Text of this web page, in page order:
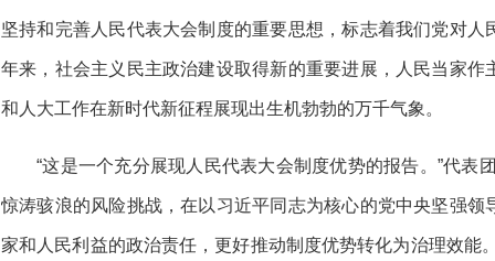
坚持和完善人民代表大会制度的重要思想，标志着我们党对
年来，社会主义民主政治建设取得新的重要进展，人民当家
和人大工作在新时代新征程展现出生机勃勃的万千气象。
“这是一个充分展现人民代表大会制度优势的报告。”代表
惊涛骇浪的风险挑战，在以习近平同志为核心的党中央坚强
家和人民利益的政治责任，更好推动制度优势转化为治理效能